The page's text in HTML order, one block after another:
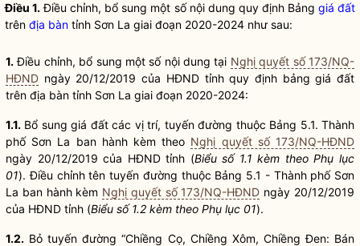
Điều 1.Điều chỉnh, bổ sung một số nội dung quy định Bảng giá đất
trên địa bàn tỉnh Sơn La giai đoạn 2020-2024 như sau:
1.Điều chỉnh, bổ sung một số nội dung tại Nghị quyết số 173/NQ-
HĐND ngày 20/12/2019 của HĐND tỉnh quy định bảnggiá đất
trên địa bàn tỉnh Sơn La giai đoạn 2020-2024:
1.1. Bổ sunggiá đấtcác vị trí, tuyến đường thuộc Bảng 5.1. Thành
phố Sơn La ban hành kèm theo Nghị quyết số 173/NQ-HĐND
ngày 20/12/2019 của HĐND tỉnh (Biểu số 1.1 kèm theo Phụ lục
01). Điều chỉnh tên tuyến đường thuộc Bảng 5.1 - Thành phố Sơn
La ban hành kèm Nghị quyết số 173/NQ-HĐND ngày 20/12/2019
của HĐND tỉnh (Biểu số 1.2 kèm theo Phụ lục 01).
1.2. Bỏ tuyến đường “Chiềng Cọ, Chiềng Xôm, Chiềng Đen: Bán